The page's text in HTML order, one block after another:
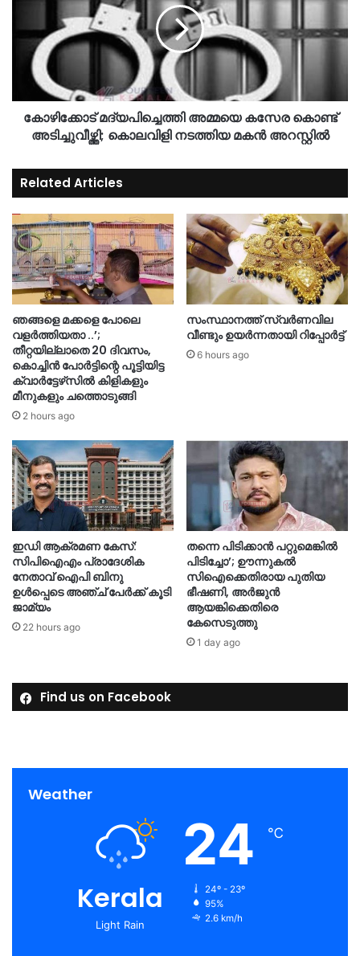
കോഴിക്കോട് മദ്യപിച്ചെത്തി അമ്മയെ കസേര കൊണ്ട്
അടിച്ചുവീഴ്ത്തി; കൊലവിളി നടത്തിയ മകൻ അറസ്റ്റിൽ
Related Articles
ഞങ്ങളെ മക്കളെ പോലെ
വളർത്തിയതാ ..’;
തീറ്റയില്ലാതെ 20 ദിവസം,
കൊച്ചിൻ പോർട്ടിന്റെ പൂട്ടിയിട്ട
ക്വാർട്ടേഴ്‌സിൽ കിളികളും
മീനുകളും ചത്തൊടുങ്ങി
2 hours ago
സംസ്ഥാനത്ത് സ്വർണവില
വീണ്ടും ഉയർന്നതായി റിപ്പോർട്ട്
6 hours ago
ഇഡി ആക്രമണ കേസ്:
സിപിഐഎം പ്രാദേശിക
നേതാവ് ഐപി ബിനു
ഉൾപ്പെടെ അഞ്ച് പേർക്ക് കൂടി
ജാമ്യം
22 hours ago
തന്നെ പിടിക്കാൻ പറ്റുമെങ്കിൽ
പിടിച്ചോ’; ഊന്നുകൽ
സിഐക്കെതിരായ പുതിയ
ഭീഷണി, അർജുൻ
ആയങ്കിക്കെതിരെ
കേസെടുത്തു
1 day ago
Find us on Facebook
Weather
Kerala
Light Rain
24 ℃
24º - 23º
95%
2.6 km/h